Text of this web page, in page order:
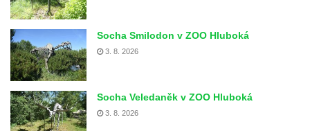
Socha Smilodon v ZOO Hluboká
3. 8. 2026
Socha Veledaněk v ZOO Hluboká
3. 8. 2026